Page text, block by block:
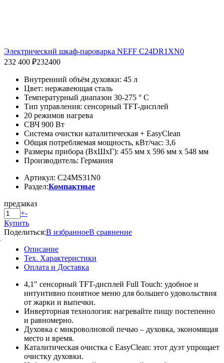
Электрический шкаф-пароварка NEFF C24DR1XN0
232 400 ₽232400
Внутренний объём духовки: 45 л
Цвет: нержавеющая сталь
Температурный диапазон 30-275 ° C
Тип управления: сенсорный TFT-дисплей
20 режимов нагрева
СВЧ 900 Вт
Система очистки каталитическая + EasyClean
Общая потребляемая мощность, кВт/час: 3,6
Размеры прибора (ВxШxГ): 455 мм x 596 мм x 548 мм
Производитель: Германия
Артикул: C24MS31N0
Раздел:Компактные
предзаказ
+-
Купить
Поделиться:В избранноеВ сравнение
Описание
Тех. Характеристики
Оплата и Доставка
4,1" сенсорный TFT-дисплей Full Touch: удобное и
интуитивно понятное меню для большего удовольствия
от жарки и выпечки.
Инверторная технология: нагревайте пищу постепенно
и равномерно.
Духовка с микроволновой печью – духовка, экономящая
место и время.
Каталитическая очистка с EasyClean: этот дуэт упрощает
очистку духовки.